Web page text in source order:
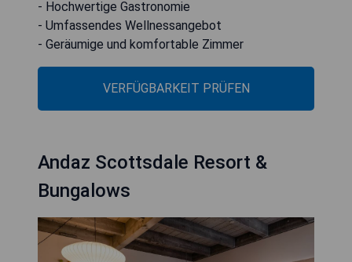
- Hochwertige Gastronomie
- Umfassendes Wellnessangebot
- Geräumige und komfortable Zimmer
VERFÜGBARKEIT PRÜFEN
Andaz Scottsdale Resort &
Bungalows